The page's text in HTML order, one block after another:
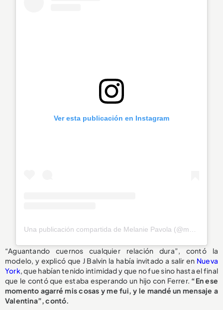
Ver esta publicación en Instagram
“Aguantando cuernos cualquier relación dura”, contó la
modelo, y explicó que J Balvin la había invitado a salir en Nueva
York, que habían tenido intimidad y que no fue sino hasta el final
que le contó que estaba esperando un hijo con Ferrer. “En ese
momento agarré mis cosas y me fui, y le mandé un mensaje a
Valentina”, contó.